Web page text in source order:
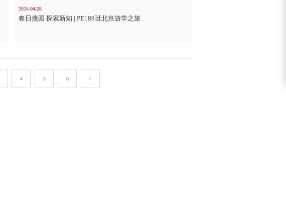
2024-04-28
春日燕园 探索新知 | PE189班北京游学之旅
4 5 6 >